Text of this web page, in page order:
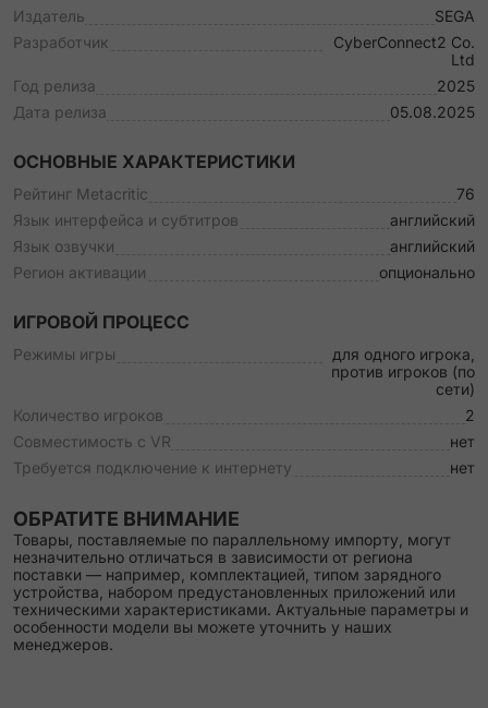
Издатель
SEGA
Разработчик
CyberConnect2 Co.
Ltd
Год релиза
2025
Дата релиза
05.08.2025
ОСНОВНЫЕ ХАРАКТЕРИСТИКИ
Рейтинг Metacritic
76
Язык интерфейса и субтитров
английский
Язык озвучки
английский
Регион активации
опционально
ИГРОВОЙ ПРОЦЕСС
Режимы игры
для одного игрока,
против игроков (по
сети)
Количество игроков
2
Совместимость с VR
нет
Требуется подключение к интернету
нет
ОБРАТИТЕ ВНИМАНИЕ
Товары, поставляемые по параллельному импорту, могут
незначительно отличаться в зависимости от региона
поставки — например, комплектацией, типом зарядного
устройства, набором предустановленных приложений или
техническими характеристиками. Актуальные параметры и
особенности модели вы можете уточнить у наших
менеджеров.